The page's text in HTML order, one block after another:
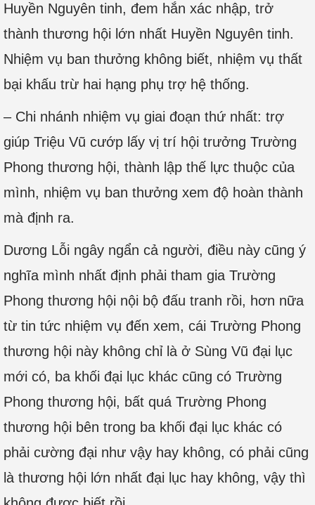
Huyền Nguyên tinh, đem hắn xác nhập, trở
thành thương hội lớn nhất Huyền Nguyên tinh.
Nhiệm vụ ban thưởng không biết, nhiệm vụ thất
bại khấu trừ hai hạng phụ trợ hệ thống.
– Chi nhánh nhiệm vụ giai đoạn thứ nhất: trợ
giúp Triệu Vũ cướp lấy vị trí hội trưởng Trường
Phong thương hội, thành lập thế lực thuộc của
mình, nhiệm vụ ban thưởng xem độ hoàn thành
mà định ra.
Dương Lỗi ngây ngẩn cả người, điều này cũng ý
nghĩa mình nhất định phải tham gia Trường
Phong thương hội nội bộ đấu tranh rồi, hơn nữa
từ tin tức nhiệm vụ đến xem, cái Trường Phong
thương hội này không chỉ là ở Sùng Vũ đại lục
mới có, ba khối đại lục khác cũng có Trường
Phong thương hội, bất quá Trường Phong
thương hội bên trong ba khối đại lục khác có
phải cường đại như vậy hay không, có phải cũng
là thương hội lớn nhất đại lục hay không, vậy thì